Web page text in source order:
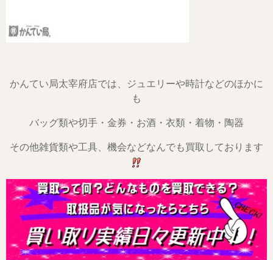
かんてい局太宰府店では、ジュエリーや時計などのほかに
も
バッグ類や切手・金券・お酒・衣類・着物・陶器
その他雑貨類や工具、機会などなんでも買取しております